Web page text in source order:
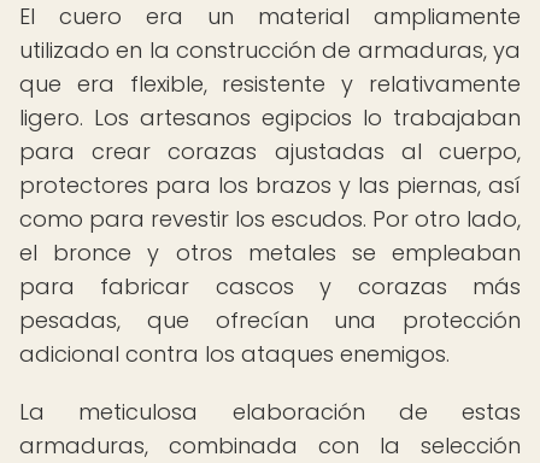
El cuero era un material ampliamente
utilizado en la construcción de armaduras, ya
que era flexible, resistente y relativamente
ligero. Los artesanos egipcios lo trabajaban
para crear corazas ajustadas al cuerpo,
protectores para los brazos y las piernas, así
como para revestir los escudos. Por otro lado,
el bronce y otros metales se empleaban
para fabricar cascos y corazas más
pesadas, que ofrecían una protección
adicional contra los ataques enemigos.
La meticulosa elaboración de estas
armaduras, combinada con la selección